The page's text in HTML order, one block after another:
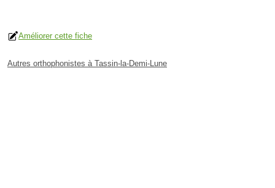
Améliorer cette fiche
Autres orthophonistes à Tassin-la-Demi-Lune